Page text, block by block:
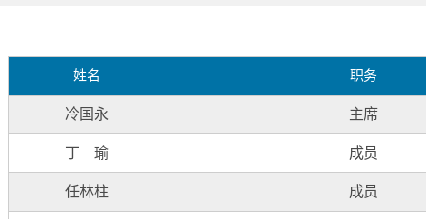
姓名 职务
冷国永 主席
丁 瑜 成员
任林柱 成员